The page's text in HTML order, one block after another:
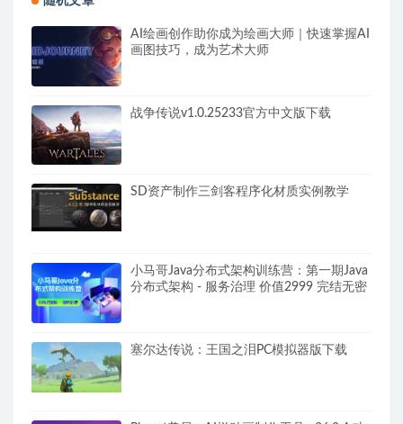
AI绘画创作助你成为绘画大师｜快速掌握AI
画图技巧，成为艺术大师
战争传说v1.0.25233官方中文版下载
SD资产制作三剑客程序化材质实例教学
小马哥Java分布式架构训练营：第一期Java
分布式架构 - 服务治理 价值2999 完结无密
塞尔达传说：王国之泪PC模拟器版下载